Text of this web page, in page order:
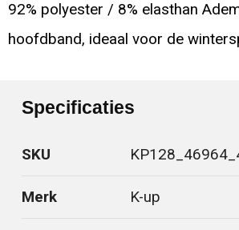
92% polyester / 8% elasthan
hoofdband, ideaal voor de
Specificaties
SKU
Merk K-up